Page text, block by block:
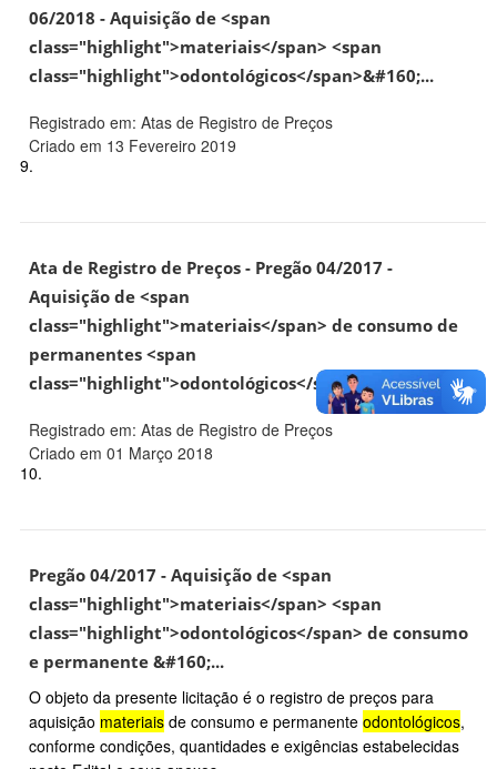
06/2018 - Aquisição de <span
class="highlight">materiais</span> <span
class="highlight">odontológicos</span>&#160;...
Registrado em: Atas de Registro de Preços
Criado em 13 Fevereiro 2019
9.
Ata de Registro de Preços - Pregão 04/2017 -
Aquisição de <span
class="highlight">materiais</span> de consumo de
permanentes <span
class="highlight">odontológicos</span>&#160;...
Registrado em: Atas de Registro de Preços
Criado em 01 Março 2018
10.
Pregão 04/2017 - Aquisição de <span
class="highlight">materiais</span> <span
class="highlight">odontológicos</span> de consumo
e permanente &#160;...
O objeto da presente licitação é o registro de preços para
aquisição materiais de consumo e permanente odontológicos,
conforme condições, quantidades e exigências estabelecidas